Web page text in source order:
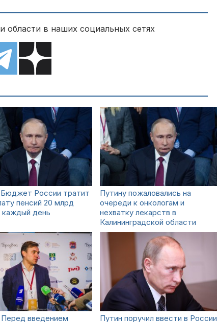
области в наших социальных сетях
России тратит
пенсий 20 млрд
каждый день
Путину пожаловались на
очереди к онкологам и
нехватку лекарств в
Калининградской области
введением
Путин поручил ввести в России